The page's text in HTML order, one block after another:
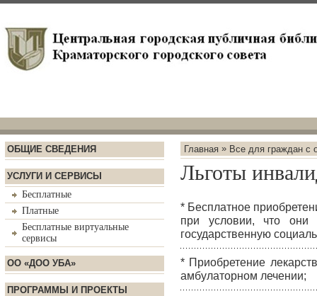
ОБЩИЕ СВЕДЕНИЯ
УСЛУГИ И СЕРВИСЫ
Бесплатные
Платные
Бесплатные виртуальные
сервисы
ОО «ДОО УБА»
ПРОГРАММЫ И ПРОЕКТЫ
Главная » Все для граждан с
Льготы
* Бесплатное
при условии, что они
государственную
* Приобретение
амбулаторном лечении;